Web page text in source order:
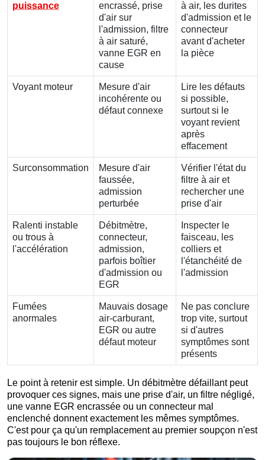
puissance
encrassé, prise
d'air sur
l'admission, filtre
à air saturé,
vanne EGR en
cause
à air, les durites
d'admission et le
connecteur
avant d'acheter
la pièce
Voyant moteur
Mesure d'air
incohérente ou
défaut connexe
Lire les défauts
si possible,
surtout si le
voyant revient
après
effacement
Surconsommation
Mesure d'air
faussée,
admission
perturbée
Vérifier l'état du
filtre à air et
rechercher une
prise d'air
Ralenti instable
ou trous à
l'accélération
Débitmètre,
connecteur,
admission,
parfois boîtier
d'admission ou
EGR
Inspecter le
faisceau, les
colliers et
l'étanchéité de
l'admission
Fumées
anormales
Mauvais dosage
air-carburant,
EGR ou autre
défaut moteur
Ne pas conclure
trop vite, surtout
si d'autres
symptômes sont
présents
Le point à retenir est simple. Un débitmètre défaillant peut
provoquer ces signes, mais une prise d'air, un filtre négligé,
une vanne EGR encrassée ou un connecteur mal
enclenché donnent exactement les mêmes symptômes.
C'est pour ça qu'un remplacement au premier soupçon n'est
pas toujours le bon réflexe.